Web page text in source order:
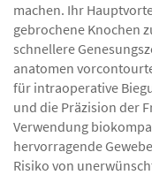
machen. Ihr
gebrochene Knochen
schnellere
anatomen
für intraoperative
und die Präzision der
Verwendung
hervorragende
Risiko von